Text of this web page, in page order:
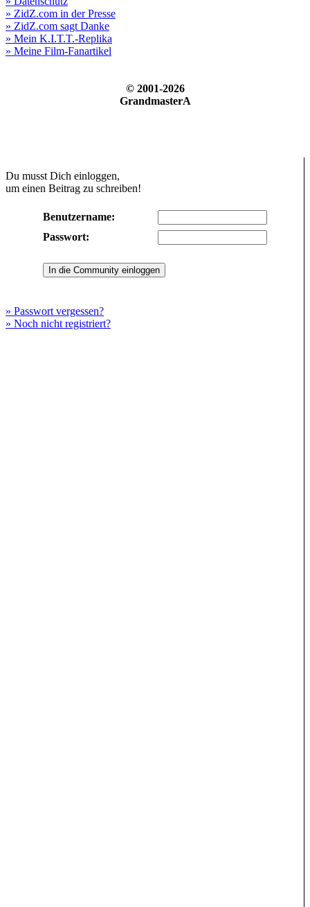
» ZidZ.com in der Presse
» ZidZ.com sagt Danke
» Mein K.I.T.T.-Replika
» Meine Film-Fanartikel
© 2001-2026
GrandmasterA
Du musst Dich einloggen,
um einen Beitrag zu schreiben!
Benutzername:
Passwort:
» Passwort vergessen?
» Noch nicht registriert?